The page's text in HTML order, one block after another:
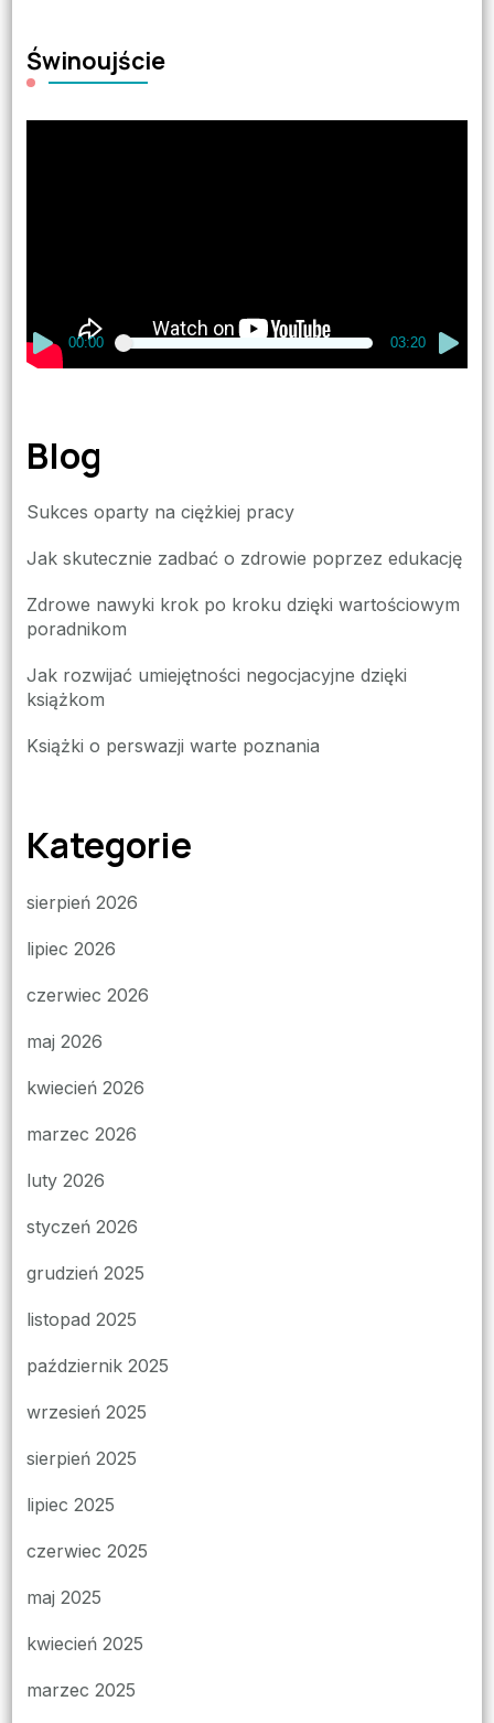
Świnoujście
00:00 03:20
Blog
Sukces oparty na ciężkiej pracy
Jak skutecznie zadbać o zdrowie poprzez edukację
Zdrowe nawyki krok po kroku dzięki wartościowym
poradnikom
Jak rozwijać umiejętności negocjacyjne dzięki
książkom
Książki o perswazji warte poznania
Kategorie
sierpień 2026
lipiec 2026
czerwiec 2026
maj 2026
kwiecień 2026
marzec 2026
luty 2026
styczeń 2026
grudzień 2025
listopad 2025
październik 2025
wrzesień 2025
sierpień 2025
lipiec 2025
czerwiec 2025
maj 2025
kwiecień 2025
marzec 2025